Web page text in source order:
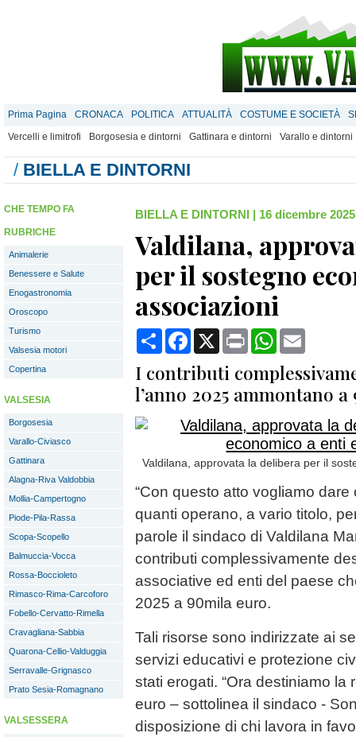
Prima Pagina CRONACA POLITICA ATTUALITÀ COSTUME E SOCIETÀ
Vercelli e limitrofi
Borgosesia e dintorni Gattinara e dintorni Varallo e dintorni
/ BIELLA E DINTORNI
CHE TEMPO FA
RUBRICHE
Animalerie
Benessere e Salute
Enogastronomia
Oroscopo
Turismo
Valsesia motori
Copertina
VALSESIA
Borgosesia
Varallo-Civiasco
Gattinara
Alagna-Riva Valdobbia
Mollia-Campertogno
Piode-Pila-Rassa
Scopa-Scopello
Balmuccia-Vocca
Rossa-Boccioleto
Rimasco-Rima-Carcoforo
Fobello-Cervatto-Rimella
Cravagliana-Sabbia
Quarona-Cellio-Valduggia
Serravalle-Grignasco
Prato Sesia-Romagnano
VALSESSERA
BIELLA E DINTORNI | 16 dicembre
Valdilana,
per il sostegno
associazioni
CondividiFacebook
X Print WhatsApp
I contributi
l’anno 2025 ammontano
Valdilana, approvata la delibera per il
“Con questo atto vogliamo
quanti operano, a vario titolo,
parole il sindaco di Valdilana
contributi complessivamente
associative ed enti del paese
2025 a 90mila euro.
Tali risorse sono indirizzate ai
servizi educativi e protezione
stati erogati. “Ora destiniamo la
euro – sottolinea il sindaco -
disposizione di chi lavora in